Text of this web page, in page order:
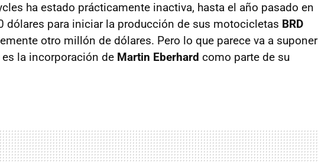
ha estado prácticamente inactiva, hasta el año pasado en
dólares para iniciar la producción de sus motocicletas BRD
otro millón de dólares. Pero lo que parece va a suponer
la incorporación de Martin Eberhard como parte de su